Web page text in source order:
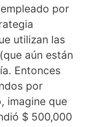
por
utilizan las
aún están
Entonces
por
imagine que
$ 500,000